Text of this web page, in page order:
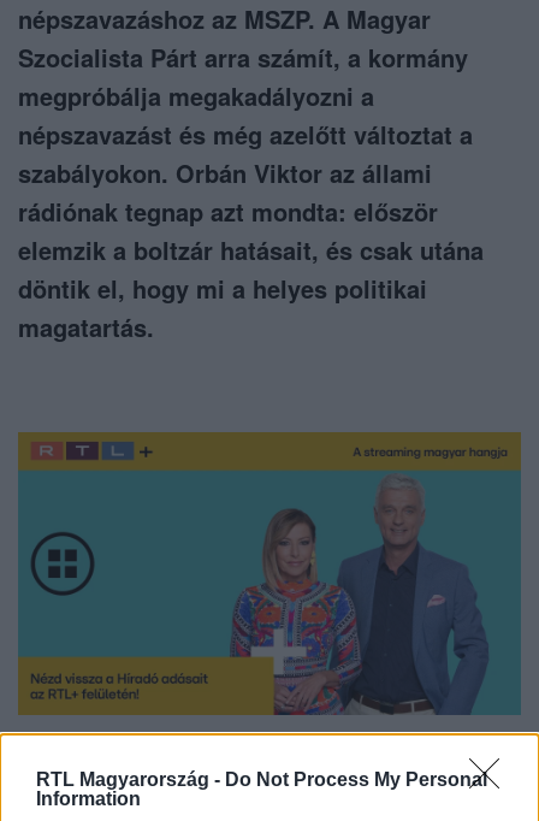
RTL Magyarország - Do Not Process My Personal
Information
népszavazáshoz az MSZP. A Magyar
Szocialista Párt arra számít, a kormány
megpróbálja megakadályozni a
népszavazást és még azelőtt változtat a
szabályokon. Orbán Viktor az állami
rádiónak tegnap azt mondta: először
elemzik a boltzár hatásait, és csak utána
döntik el, hogy mi a helyes politikai
magatartás.